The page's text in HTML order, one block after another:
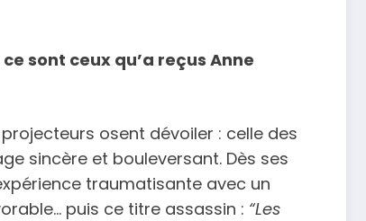
sont ceux qu’a reçus Anne
osent dévoiler : celle des
sincère et bouleversant. Dès ses
traumatisante avec un
puis ce titre assassin : “Les